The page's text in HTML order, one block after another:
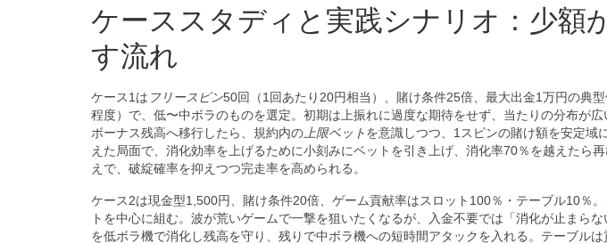
ケーススタディと実践シナリオ：少額
す流れ
ケース1は フリースピン50回（1回あたり20円相当）、賭け条件25倍、最大出金1万円の典
程度）で、低〜中ボラのものを選定。初期は上振れに過度な期待をせず、当たりの分布が
ボーナス残高へ移行したら、規約内の 上限ベットを意識しつつ、1スピンの賭け額を安定域
えた局面で、消化効率を上げるために小刻みにベットを引き上げ、消化率70％を越えたら
えで、破綻確率を抑えつつ完走率を高められる。
ケース2は現金型1,500円、賭け条件20倍、ゲーム貢献率はスロット100％・テーブル10％
トを中心に組む。波が荒いゲームで一撃を狙いたくなるが、入金不要では「消化が止まら
を低ボラ機で消化し残高を守り、残りで中ボラ機への短時間アタックを入れる。テーブル